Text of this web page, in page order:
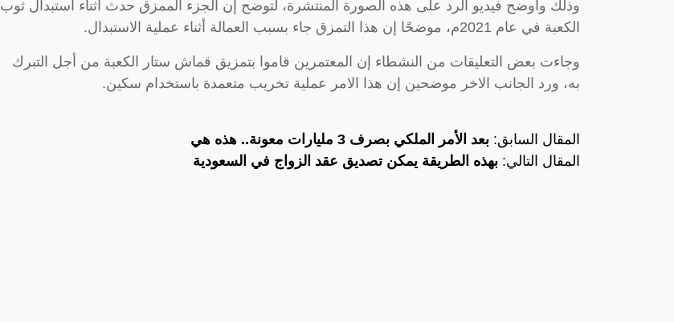
وذلك وأوضح فيديو الرد على هذه الصورة المنتشرة، لتوضح إن الجزء الممزق حدث أثناء استبدال ثوب
الكعبة في عام 2021م، موضحًا إن هذا التمزق جاء بسبب العمالة أثناء عملية الاستبدال.
وجاءت بعض التعليقات من النشطاء إن المعتمرين قاموا بتمزيق قماش ستار الكعبة من أجل التبرك
به، ورد الجانب الاخر موضحين إن هذا الامر عملية تخريب متعمدة باستخدام سكين.
المقال السابق: بعد الأمر الملكي بصرف 3 مليارات معونة.. هذه هي
المقال التالي: بهذه الطريقة يمكن تصديق عقد الزواج في السعودية